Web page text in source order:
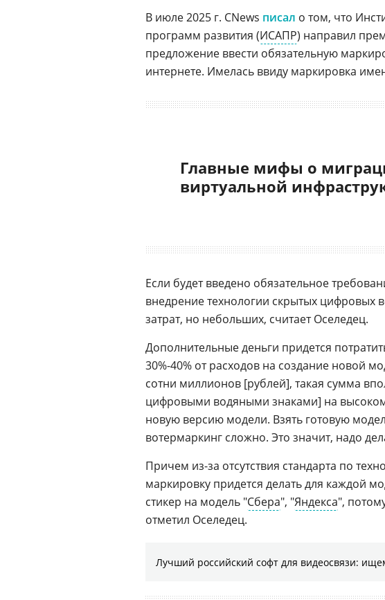
В июле 2025 г. CNews писал о том, что
программ развития (ИСАПР) направил
предложение ввести обязательную
интернете. Имелась ввиду маркировка
Главные мифы о
виртуальной
Если будет введено обязательное
внедрение технологии скрытых цифровых
затрат, но небольших, считает Оселедец.
Дополнительные деньги придется
30%-40% от расходов на создание новой
сотни миллионов [рублей], такая сумма
цифровыми водяными знаками] на
новую версию модели. Взять готовую
вотермаркинг сложно. Это значит, надо
Причем из-за отсутствия стандарта по
маркировку придется делать для каждой
стикер на модель "Сбера", "Яндекса",
отметил Оселедец.
Лучший российский софт для видеосвязи: